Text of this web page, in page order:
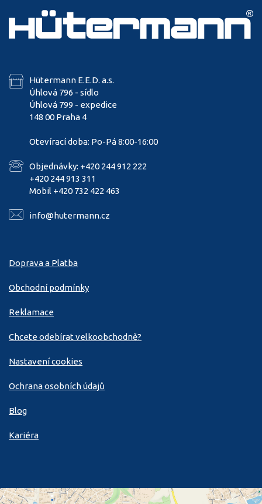
Hütermann E.E.D. a.s.
Úhlová 796 - sídlo
Úhlová 799 - expedice
148 00 Praha 4
Otevírací doba: Po-Pá 8:00-16:00
Objednávky: +420 244 912 222
+420 244 913 311
Mobil +420 732 422 463
info@hutermann.cz
Doprava a Platba
Obchodní podmínky
Reklamace
Chcete odebírat velkoobchodně?
Nastavení cookies
Ochrana osobních údajů
Blog
Kariéra